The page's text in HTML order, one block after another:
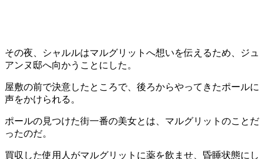
その夜、シャルルはマルグリットへ想いを伝えるため、ジュ
アンヌ邸へ向かうことにした。
屋敷の前で決意したところで、後ろからやってきたポールに
声をかけられる。
ポールの見つけた街一番の美女とは、マルグリットのことだ
ったのだ。
買収した使用人がマルグリットに薬を飲ませ、昏睡状態にし